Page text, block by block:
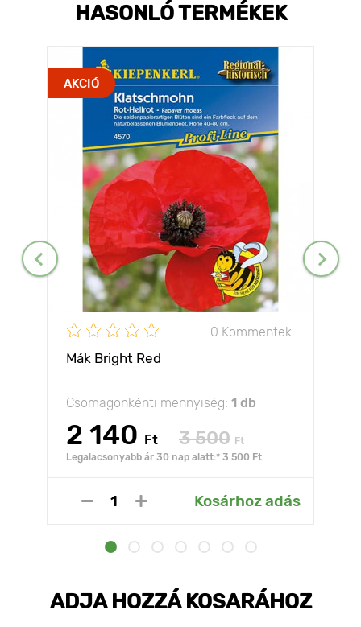
HASONLÓ TERMÉKEK
AKCIÓ
0 Kommentek
Mák Bright Red
Csomagonkénti mennyiség: 1 db
2 140 Ft 3 500 Ft
Legalacsonyabb ár 30 nap alatt:* 3 500 Ft
Kosárhoz adás
ADJA HOZZÁ KOSARÁHOZ